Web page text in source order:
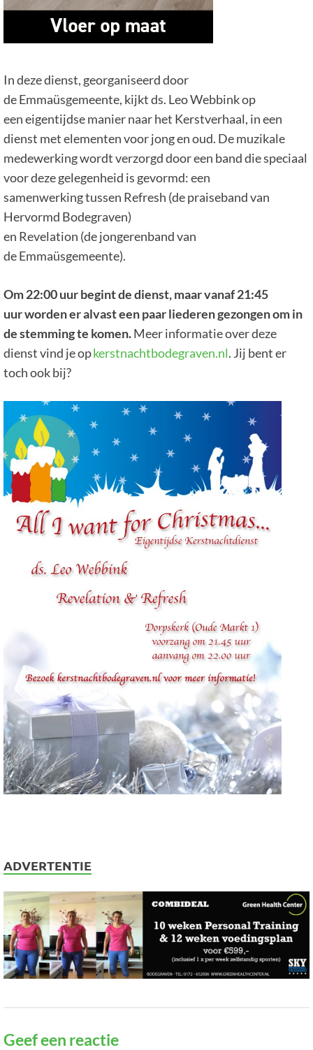
In deze dienst, georganiseerd door
de Emmaüsgemeente, kijkt ds. Leo Webbink op
een eigentijdse manier naar het Kerstverhaal, in een
dienst met elementen voor jong en oud. De muzikale
medewerking wordt verzorgd door een band die speciaal
voor deze gelegenheid is gevormd: een
samenwerking tussen Refresh (de praiseband van
Hervormd Bodegraven)
en Revelation (de jongerenband van
de Emmaüsgemeente).
Om 22:00 uur begint de dienst, maar vanaf 21:45
uurworden eralvast een paar liederengezongenom in
de stemming te komen.Meer informatie over deze
dienst vind je opkerstnachtbodegraven.nl. Jij bent er
toch ook bij?
ADVERTENTIE
Geef een reactie